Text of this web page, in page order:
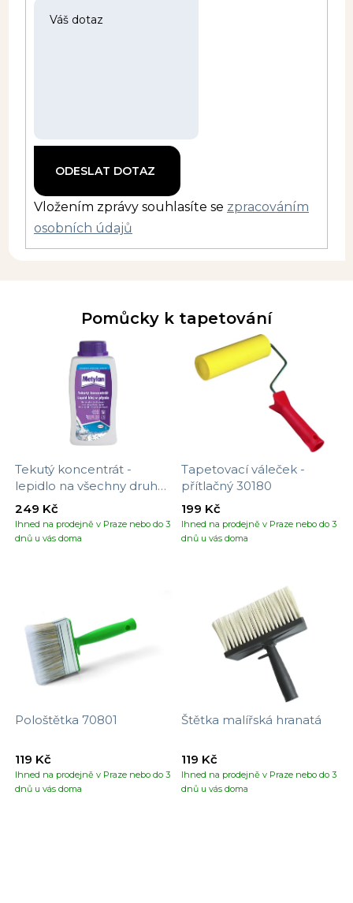
Vložením zprávy souhlasíte se zpracováním
osobních údajů
Pomůcky k tapetování
Tekutý koncentrát -
lepidlo na všechny druhy
tapet
Ihned na prodejně v Praze nebo do 3
dnů u vás doma
249 Kč
Tapetovací váleček -
přítlačný 30180
Ihned na prodejně v Praze nebo do 3
dnů u vás doma
199 Kč
Pološtětka 70801
Ihned na prodejně v Praze nebo do 3
dnů u vás doma
119 Kč
Štětka malířská hranatá
Ihned na prodejně v Praze nebo do 3
dnů u vás doma
119 Kč